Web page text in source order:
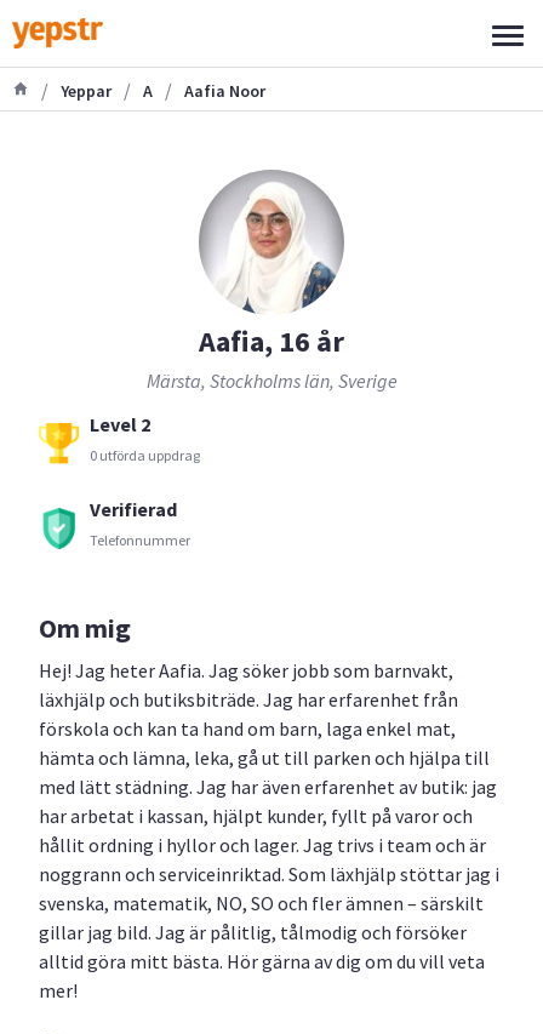
/ Yeppar / A / Aafia Noor
Aafia, 16 år
Märsta, Stockholms län, Sverige
Level 2
0 utförda uppdrag
Verifierad
Telefonnummer
Om mig
Hej! Jag heter Aafia. Jag söker jobb som barnvakt,
läxhjälp och butiksbiträde. Jag har erfarenhet från
förskola och kan ta hand om barn, laga enkel mat,
hämta och lämna, leka, gå ut till parken och hjälpa till
med lätt städning. Jag har även erfarenhet av butik: jag
har arbetat i kassan, hjälpt kunder, fyllt på varor och
hållit ordning i hyllor och lager. Jag trivs i team och är
noggrann och serviceinriktad. Som läxhjälp stöttar jag i
svenska, matematik, NO, SO och fler ämnen – särskilt
gillar jag bild. Jag är pålitlig, tålmodig och försöker
alltid göra mitt bästa. Hör gärna av dig om du vill veta
mer!